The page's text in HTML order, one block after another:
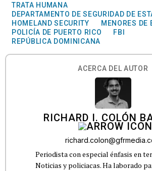
TRATA HUMANA
DEPARTAMENTO DE SEGURIDAD DE
HOMELAND SECURITY
MENORES DE
POLICÍA DE PUERTO RICO
FBI
REPÚBLICA DOMINICANA
ACERCA DEL AUTOR
RICHARD I. COLÓN
Periodista con especial énfasis en
Noticias y policiacas. Ha laborado